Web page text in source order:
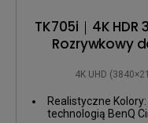
TK705i｜4K
Rozrywkowy
4K UHD
Realistyczne
technologią BenQ